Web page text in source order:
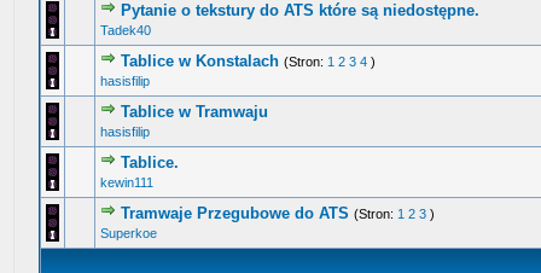
Pytanie o tekstury do ATS które są niedostępne.
Tadek40
0 głosów - średnia ocena: 0 na 5 gwiazdek
123 45
Tablice w Konstalach (Stron: 1 2 3 4 )
hasisfilip
4 głosów - średnia ocena: 4.25 na 5 gwiazdek
12345
Tablice w Tramwaju
hasisfilip
0 głosów - średnia ocena: 0 na 5 gwiazdek
1234
Tablice.
kewin111
0 głosów - średnia ocena: 0 na 5 gwiazdek
Tramwaje Przegubowe do ATS (Stron: 1 2 3 )
Superkoe
2 głosów - średnia ocena: 3 na 5 gwiazdek
12345